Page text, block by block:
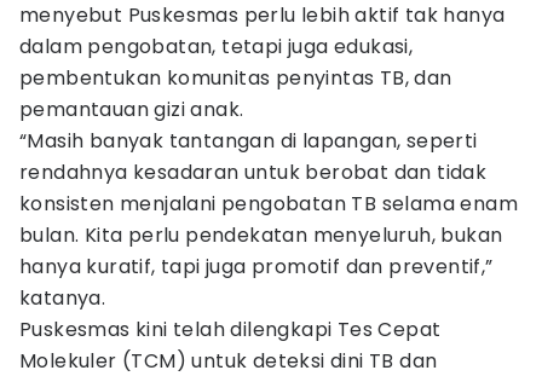
menyebut Puskesmas perlu lebih aktif tak hanya
dalam pengobatan, tetapi juga edukasi,
pembentukan komunitas penyintas TB, dan
pemantauan gizi anak.
“Masih banyak tantangan di lapangan, seperti
rendahnya kesadaran untuk berobat dan tidak
konsisten menjalani pengobatan TB selama enam
bulan. Kita perlu pendekatan menyeluruh, bukan
hanya kuratif, tapi juga promotif dan preventif,”
katanya.
Puskesmas kini telah dilengkapi Tes Cepat
Molekuler (TCM) untuk deteksi dini TB dan